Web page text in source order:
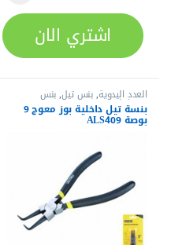
اشتري الان
العدد اليدوية,بنس تيل,بنس
وقصافات بنسة تيل داخلية بوز معوج 9
بوصة ALS409